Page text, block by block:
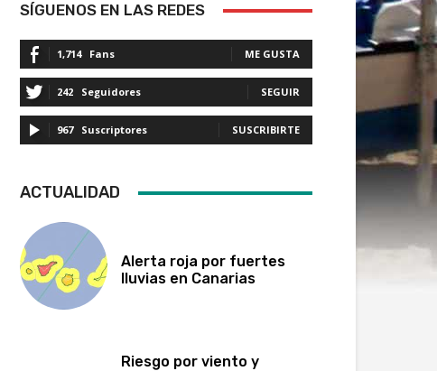
SÍGUENOS EN LAS REDES
1,714 Fans ME GUSTA
242 Seguidores SEGUIR
967 Suscriptores SUSCRIBIRTE
ACTUALIDAD
Alerta roja por fuertes
lluvias en Canarias
Riesgo por viento y